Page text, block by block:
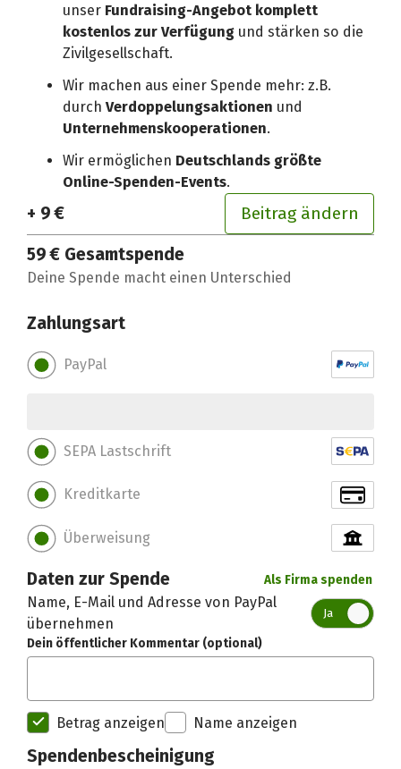
unser Fundraising-Angebot komplett
kostenlos zur Verfügung und stärken so die
Zivilgesellschaft.
Wir machen aus einer Spende mehr: z.B.
durchVerdoppelungsaktionen und
Unternehmenskooperationen.
Wir ermöglichen Deutschlands größte
Online-Spenden-Events.
+ 9 € Beitrag ändern
59 € Gesamtspende
Deine Spende macht einen Unterschied
Zahlungsart
PayPal
SEPA Lastschrift
Kreditkarte
Überweisung
Daten zur Spende Als Firma spenden
Name, E-Mail und Adresse von PayPal
übernehmen
Ja
Dein öffentlicher Kommentar (optional)
Betrag anzeigen Name anzeigen
Spendenbescheinigung